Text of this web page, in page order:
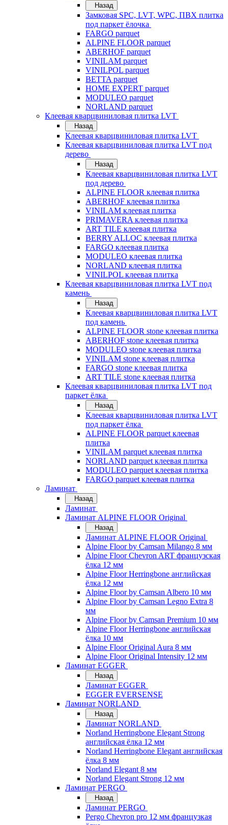
Назад
Замковая SPC, LVT, WPC, ПВХ плитка
под паркет ёлочка
FARGO parquet
ALPINE FLOOR parquet
ABERHOF parquet
VINILAM parquet
VINILPOL parquet
BETTA parquet
HOME EXPERT parquet
MODULEO parquet
NORLAND parquet
Клеевая кварцвиниловая плитка LVT
Назад
Клеевая кварцвиниловая плитка LVT
Клеевая кварцвиниловая плитка LVT под
дерево
Назад
Клеевая кварцвиниловая плитка LVT
под дерево
ALPINE FLOOR клеевая плитка
ABERHOF клеевая плитка
VINILAM клеевая плитка
PRIMAVERA клеевая плитка
ART TILE клеевая плитка
BERRY ALLOC клеевая плитка
FARGO клеевая плитка
MODULEO клеевая плитка
NORLAND клеевая плитка
VINILPOL клеевая плитка
Клеевая кварцвиниловая плитка LVT под
камень
Назад
Клеевая кварцвиниловая плитка LVT
под камень
ALPINE FLOOR stone клеевая плитка
ABERHOF stone клеевая плитка
MODULEO stone клеевая плитка
VINILAM stone клеевая плитка
FARGO stone клеевая плитка
ART TILE stone клеевая плитка
Клеевая кварцвиниловая плитка LVT под
паркет ёлка
Назад
Клеевая кварцвиниловая плитка LVT
под паркет ёлка
ALPINE FLOOR parquet клеевая
плитка
VINILAM parquet клеевая плитка
NORLAND parquet клеевая плитка
MODULEO parquet клеевая плитка
FARGO parquet клеевая плитка
Ламинат
Назад
Ламинат
Ламинат ALPINE FLOOR Original
Назад
Ламинат ALPINE FLOOR Original
Alpine Floor by Camsan Milango 8 мм
Alpine Floor Chevron ART французская
ёлка 12 мм
Alpine Floor Herringbone английская
ёлка 12 мм
Alpine Floor by Camsan Albero 10 мм
Alpine Floor by Camsan Legno Extra 8
мм
Alpine Floor by Camsan Premium 10 мм
Alpine Floor Herringbone английская
ёлка 10 мм
Alpine Floor Original Aura 8 мм
Alpine Floor Original Intensity 12 мм
Ламинат EGGER
Назад
Ламинат EGGER
EGGER EVERSENSE
Ламинат NORLAND
Назад
Ламинат NORLAND
Norland Herringbone Elegant Strong
английская ёлка 12 мм
Norland Herringbone Elegant английская
ёлка 8 мм
Norland Elegant 8 мм
Norland Elegant Strong 12 мм
Ламинат PERGO
Назад
Ламинат PERGO
Pergo Chevron pro 12 мм французкая